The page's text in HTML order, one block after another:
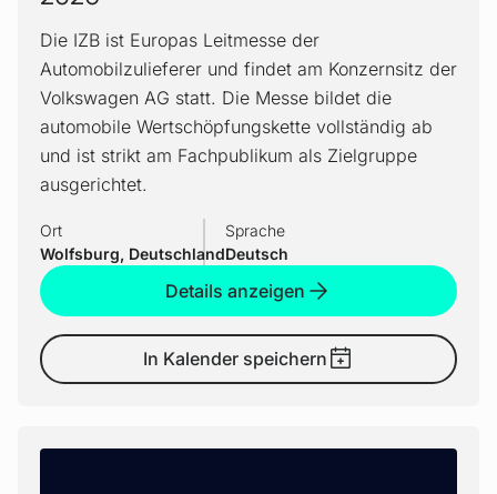
Die IZB ist Europas Leitmesse der
Automobilzulieferer und findet am Konzernsitz der
Volkswagen AG statt. Die Messe bildet die
automobile Wertschöpfungskette vollständig ab
und ist strikt am Fachpublikum als Zielgruppe
ausgerichtet.
Ort
Wolfsburg, Deutschland
Sprache
Deutsch
Details anzeigen
In Kalender speichern